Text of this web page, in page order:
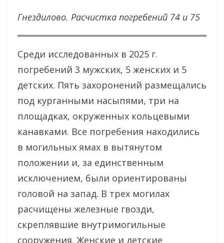
Гнездилово. Расчистка погребений 74 и 75
Среди исследованных в 2025 г.
погребений 3 мужских, 5 женских и 5
детских. Пять захоронений размещались
под курганными насыпями, три на
площадках, окруженных кольцевыми
канавками. Все погребения находились
в могильных ямах в вытянутом
положении и, за единственным
исключением, были ориентированы
головой на запад. В трех могилах
расчищены железные гвозди,
скреплявшие внутримогильные
сооружения. Женские и детские